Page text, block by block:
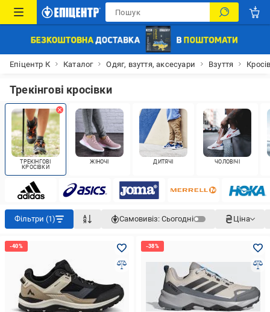
Епіцентр К Каталог Одяг, взуття, аксесуари Взуття
Трекінгові кросівки
ТРЕКІНГОВІ
КРОСІВКИ
ЖІНОЧІ ДИТЯЧІ ЧОЛОВІЧІ
Фільтри (1) Самовивіз: Сьогодні Ціна